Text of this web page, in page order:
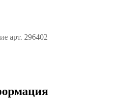
арт. 296402